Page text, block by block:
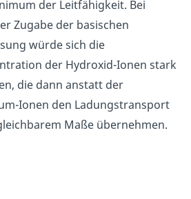
der Leitfähigkeit. Bei
Zugabe der basischen
würde sich die
der Hydroxid-Ionen stark
die dann anstatt der
Ionen den Ladungstransport
Maße übernehmen.